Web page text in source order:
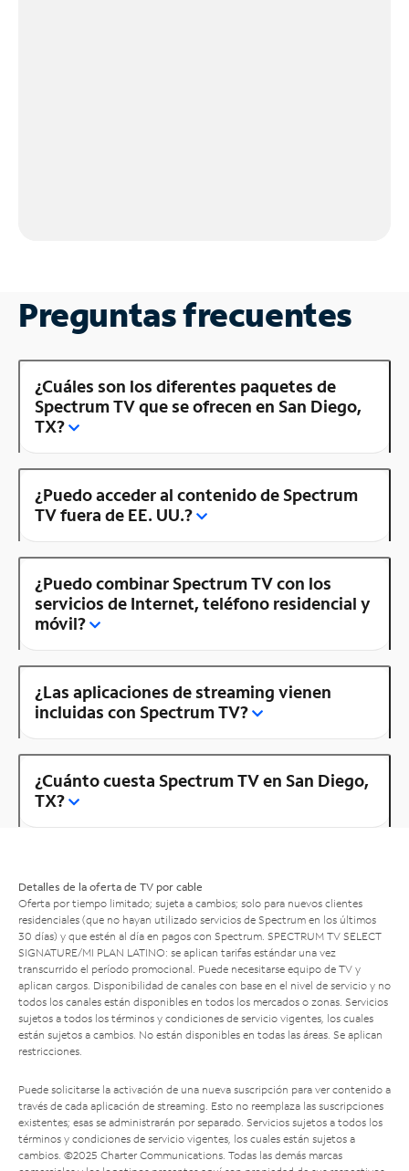
Preguntas frecuentes
¿Cuáles son los diferentes paquetes de
Spectrum TV que se ofrecen en San Diego,
TX?
¿Puedo acceder al contenido de Spectrum
TV fuera de EE. UU.?
¿Puedo combinar Spectrum TV con los
servicios de Internet, teléfono residencial y
móvil?
¿Las aplicaciones de streaming vienen
incluidas con Spectrum TV?
¿Cuánto cuesta Spectrum TV en San Diego,
TX?
Detalles de la oferta de TV por cable
Oferta por tiempo limitado; sujeta a cambios; solo para nuevos clientes
residenciales (que no hayan utilizado servicios de Spectrum en los últimos
30 días) y que estén al día en pagos con Spectrum. SPECTRUM TV SELECT
SIGNATURE/MI PLAN LATINO: se aplican tarifas estándar una vez
transcurrido el período promocional. Puede necesitarse equipo de TV y
aplican cargos. Disponibilidad de canales con base en el nivel de servicio y no
todos los canales están disponibles en todos los mercados o zonas. Servicios
sujetos a todos los términos y condiciones de servicio vigentes, los cuales
están sujetos a cambios. No están disponibles en todas las áreas. Se aplican
restricciones.
Puede solicitarse la activación de una nueva suscripción para ver contenido a
través de cada aplicación de streaming. Esto no reemplaza las suscripciones
existentes; esas se administrarán por separado. Servicios sujetos a todos los
términos y condiciones de servicio vigentes, los cuales están sujetos a
cambios. ©2025 Charter Communications. Todas las demás marcas